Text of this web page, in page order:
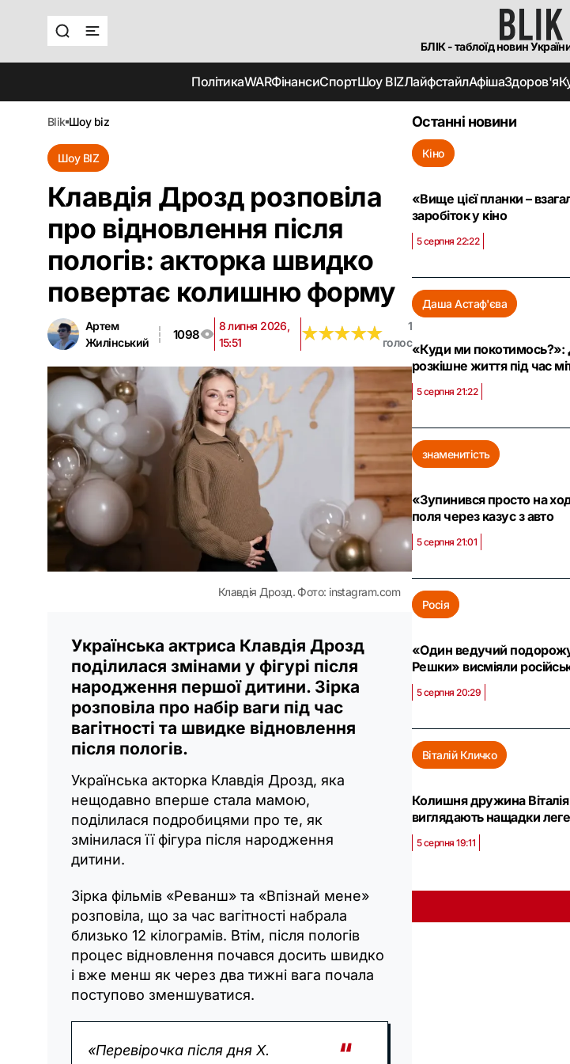
БЛІК - таблоїд новин
ПолітикаWARФінансиСпортШоу BIZЛайфстайлАфішаЗдоров'я
blik шоу biz
Шоу BIZ
Клавдія Дрозд розповіла
про відновлення після
пологів: акторка швидко
повертає колишню форму
Артем
Жилінський
1098
8 липня 2026,
15:51
★★★★★
★★★★★
1
голос
Клавдія Дрозд. Фото: instagram.com
Українська актриса Клавдія Дрозд
поділилася змінами у фігурі після
народження першої дитини. Зірка
розповіла про набір ваги під час
вагітності та швидке відновлення
після пологів.
Українська акторка Клавдія Дрозд, яка
нещодавно вперше стала мамою,
поділилася подробицями про те, як
змінилася її фігура після народження
дитини.
Зірка фільмів «Реванш» та «Впізнай мене»
розповіла, що за час вагітності набрала
близько 12 кілограмів. Втім, після пологів
процес відновлення почався досить швидко
і вже менш як через два тижні вага почала
поступово зменшуватися.
«Перевірочка після дня Х.
Останні новини
Кіно
«Вище цієї планки –
заробіток у кіно
5 серпня 22:22
Даша Астаф'єва
«Куди ми покотимось?»:
розкішне життя під час
5 серпня 21:22
знаменитість
«Зупинився просто на
поля через казус з авто
5 серпня 21:01
Росія
«Один ведучий
Решки» висміяли
5 серпня 20:29
Віталій Кличко
Колишня дружина Віталія
виглядають нащадки
5 серпня 19:11